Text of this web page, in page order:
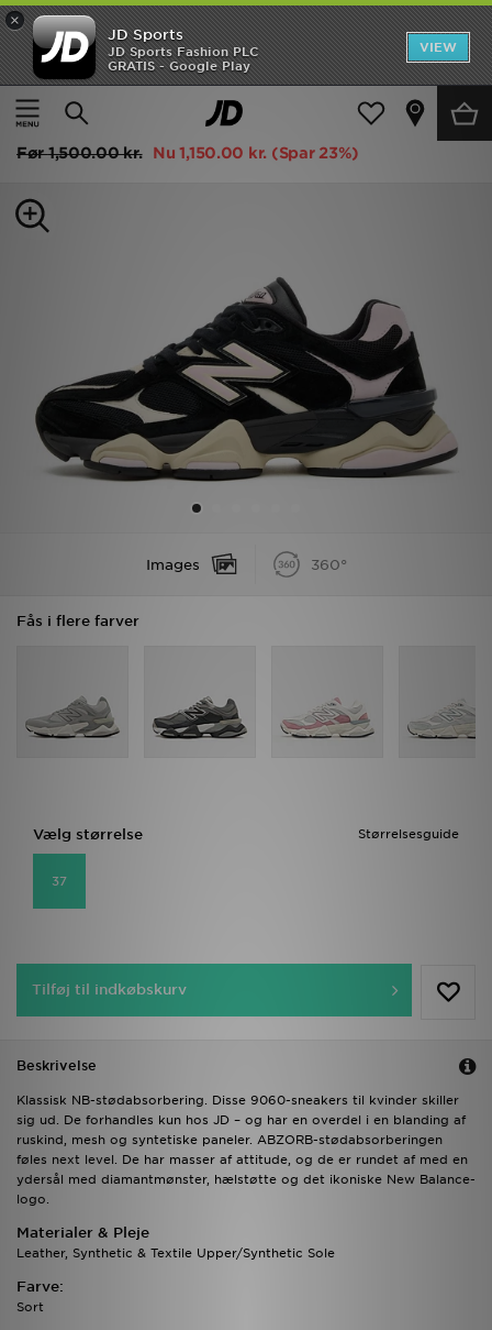
×
JD Sports
JD Sports Fashion PLC
GRATIS - Google Play
VIEW
Hjem
Damer Damesko Trainers
New Balance 9060 Women's
Før1,500.00 kr. Nu1,150.00 kr. (Spar 23%)
Images 360°
Fås i flere farver
Størrelsesguide
Vælg størrelse
37
Tilføj til indkøbskurv
Beskrivelse
Klassisk NB-stødabsorbering. Disse 9060-sneakers til kvinder skiller
sig ud. De forhandles kun hos JD – og har en overdel i en blanding af
ruskind, mesh og syntetiske paneler. ABZORB-stødabsorberingen
føles next level. De har masser af attitude, og de er rundet af med en
ydersål med diamantmønster, hælstøtte og det ikoniske New Balance-
logo.
Materialer & Pleje
Leather, Synthetic & Textile Upper/Synthetic Sole
Farve:
Sort
Hjem
Udsalg
Damer
Brands
Fodbold
Hjælp & information
JD Blog